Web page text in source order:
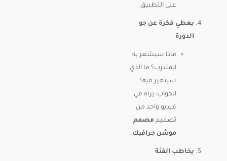
على التطبيق.
يعطي فكرة عن جو
الدورة
ماذا سيشعر به
المتدرب؟ ما الذي
سيتغير فيه؟
الجواب: يراه في
فيديو واحد من
تصميم مصمم
موشن جرافيك.
يخاطب الفئة